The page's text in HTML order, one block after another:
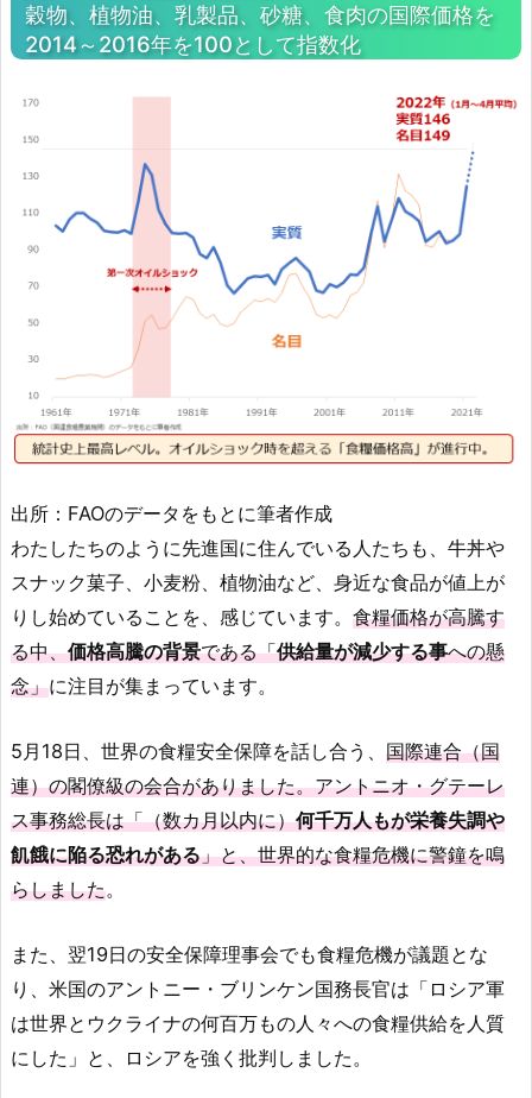
穀物、植物油、乳製品、砂糖、食肉の国際価格を
2014～2016年を100として指数化
出所：FAOのデータをもとに筆者作成
わたしたちのように先進国に住んでいる人たちも、牛丼や
スナック菓子、小麦粉、植物油など、身近な食品が値上が
りし始めていることを、感じています。 食糧価格が高騰す
る中、価格高騰の背景である「供給量が減少する事への懸
念」に注目が集まっています。
5月18日、世界の食糧安全保障を話し合う、 国際連合（国
連）の閣僚級の会合がありました。アントニオ・グテーレ
ス事務総長は「（数カ月以内に）何千万人もが栄養失調や
飢餓に陥る恐れがある」と、世界的な食糧危機に警鐘を鳴
らしました。
また、翌19日の安全保障理事会でも食糧危機が議題とな
り、米国のアントニー・ブリンケン国務長官は「ロシア軍
は世界とウクライナの何百万もの人々への食糧供給を人質
にした」と、ロシアを強く批判しました。